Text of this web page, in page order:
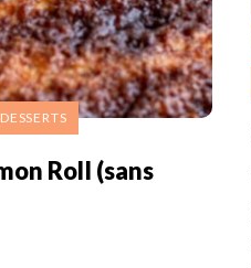
DESSERTS
Roll (sans